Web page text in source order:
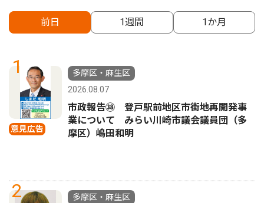
前日 1週間 1か月
1
意見広告
多摩区・麻生区
2026.08.07
市政報告㊳ 登戸駅前地区市街地再開発事
業について みらい川崎市議会議員団（多
摩区）嶋田和明
2
多摩区・麻生区